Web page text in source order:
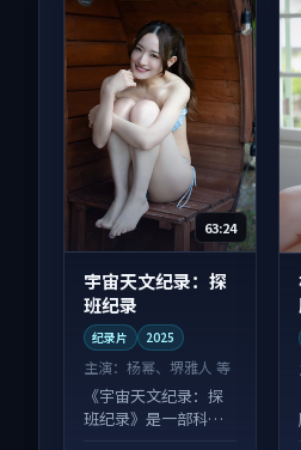
63:24
宇宙天文纪录：探
班纪录
纪录片 2025
主演： 杨幂、堺雅人 等
《宇宙天文纪录：探
班纪录》是一部科幻